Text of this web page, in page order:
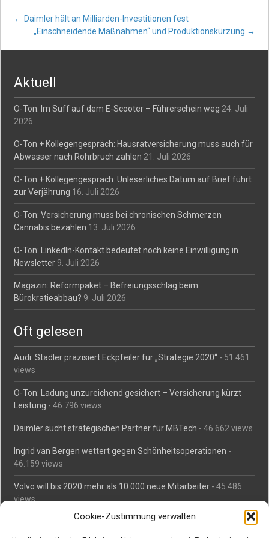
Cookie-Zustimmung verwalten
Post
← Daimler hält an Milliarden-Investitionen fest
„Einschneidende Maßnahmen“ und Produktionskürzung →
Aktuell
O-Ton: Im Suff auf dem E-Scooter – Führerschein weg 24. Juli
2026
O-Ton + Kollegengespräch: Hausratversicherung muss auch für
Abwasser nach Rohrbruch zahlen 21. Juli 2026
O-Ton + Kollegengespräch: Unleserliches Datum auf Brief führt
zur Verjährung 16. Juli 2026
O-Ton: Versicherung muss bei chronischen Schmerzen
Cannabis bezahlen 13. Juli 2026
O-Ton: LinkedIn-Kontakt bedeutet noch keine Einwilligung in
Newsletter 9. Juli 2026
Magazin: Reformpaket – Befreiungsschlag beim
Bürokratieabbau? 9. Juli 2026
Oft gelesen
Audi: Stadler präzisiert Eckpfeiler für „Strategie 2020“ - 51.461
views
O-Ton: Ladung unzureichend gesichert – Versicherung kürzt
Leistung - 46.796 views
Daimler sucht strategischen Partner für MBTech - 46.662 views
Ingrid van Bergen wettert gegen Schönheitsoperationen -
46.159 views
Volvo will bis 2020 mehr als 10.000 neue Mitarbeiter - 45.486
views
Mäßiges Interesse an Daimlers MBtech- 44.713 views